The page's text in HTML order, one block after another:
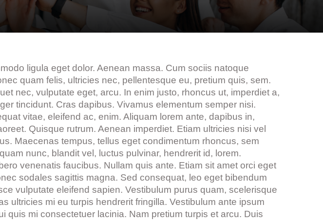
ligula eget dolor. Aenean massa. Cum sociis natoque
quam felis, ultricies nec, pellentesque eu, pretium quis, sem.
nec, vulputate eget, arcu. In enim justo, rhoncus ut, imperdiet a,
tincidunt. Cras dapibus. Vivamus elementum semper nisi.
vitae, eleifend ac, enim. Aliquam lorem ante, dapibus in,
Quisque rutrum. Aenean imperdiet. Etiam ultricies nisi vel
Maecenas tempus, tellus eget condimentum rhoncus, sem
nunc, blandit vel, luctus pulvinar, hendrerit id, lorem.
venenatis faucibus. Nullam quis ante. Etiam sit amet orci eget
sodales sagittis magna. Sed consequat, leo eget bibendum
vulputate eleifend sapien. Vestibulum purus quam, scelerisque
ultricies mi eu turpis hendrerit fringilla. Vestibulum ante ipsum
quis mi consectetuer lacinia. Nam pretium turpis et arcu. Duis